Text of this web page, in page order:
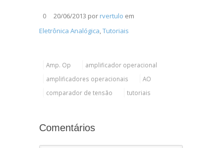
0 20/06/2013 por rvertulo em
Eletrônica Analógica,Tutoriais
Amp. Op
amplificador operacional
amplificadores operacionais
AO
comparador de tensão
tutoriais
Comentários